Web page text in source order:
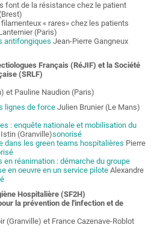
font de la résistance chez le patient
« rares» chez les patients
(Paris)
antifongiques Jean-Pierre Gangneux
Français (RéJIF) et la Société
(SRLF)
et Pauline Naudion (Paris)
lignes de force Julien Brunier (Le Mans)
: enquête nationale et mobilisation du
(Granville)sonorisé
dans les green teams hospitalières Pierre
en réanimation : démarche du groupe
en oeuvre en un service pilote Alexandre
Hospitalière (SF2H)
la prévention de l'infection et de
(Granville) et France Cazenave-Roblot